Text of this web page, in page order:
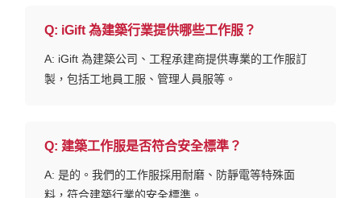
Q: iGift 為建築行業提供哪些工作服？
A: iGift 為建築公司、工程承建商提供專業的工作服訂
製，包括工地員工服、管理人員服等。
Q: 建築工作服是否符合安全標準？
A: 是的。我們的工作服採用耐磨、防靜電等特殊面
料，符合建築行業的安全標準。